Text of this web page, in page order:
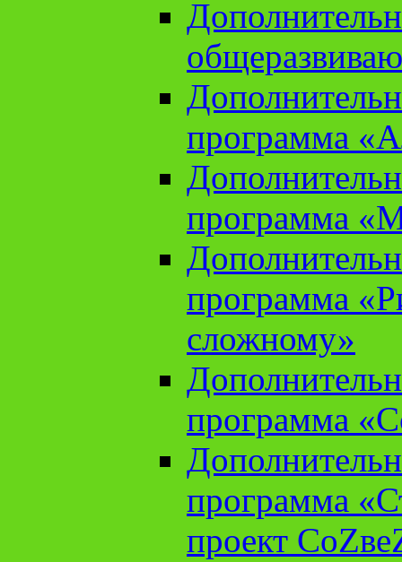
программа
программа
программа
сложному»
программа
программа
проект